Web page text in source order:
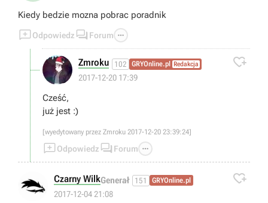
Kiedy bedzie mozna pobrac poradnik
Odpowiedz  Forum 
Zmroku 102 GRYOnline.pl Redakcja
2017-12-20 17:39

Cześć,
już jest :)
[wyedytowany przez Zmroku 2017-12-20 23:39:24]
Odpowiedz  Forum 
Czarny WilkGenerał 151 GRYOnline.pl
2017-12-04 21:08
